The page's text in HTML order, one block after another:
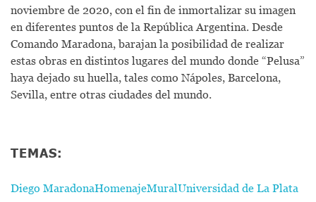
noviembre de 2020, con el fin de inmortalizar su imagen
en diferentes puntos de la República Argentina. Desde
Comando Maradona, barajan la posibilidad de realizar
estas obras en distintos lugares del mundo donde “Pelusa”
haya dejado su huella, tales como Nápoles, Barcelona,
Sevilla, entre otras ciudades del mundo.
TEMAS:
Diego MaradonaHomenajeMuralUniversidad de La Plata